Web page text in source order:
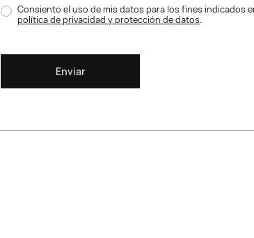
Consiento el uso de mis datos para los fines indicados
política de privacidad y protección de datos.
Enviar